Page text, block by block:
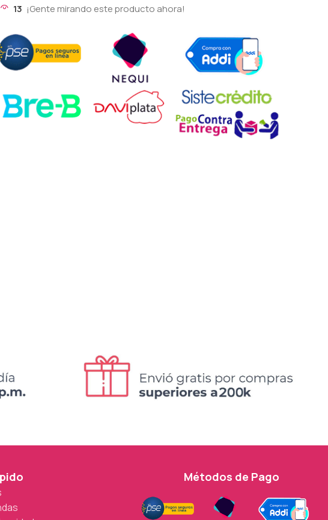
13 ¡Gente mirando este producto ahora!
Métodos de Pago